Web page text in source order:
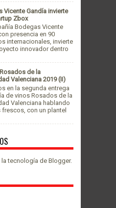
Vicente Gandía invierte
Zbox
Bodegas Vicente
presencia en 90
internacionales, invierte
innovador dentro
de la
Valenciana 2019 (II)
en la segunda entrega
de vinos Rosados de la
Valenciana hablando
frescos, con un plantel
la tecnología deBlogger.